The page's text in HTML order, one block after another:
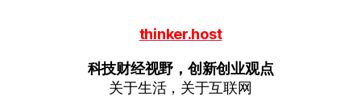
thinker.host
科技财经视野，创新创业观点
关于生活，关于互联网